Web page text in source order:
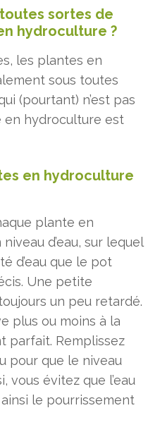
sortes de
hydroculture ?
les plantes en
sous toutes
(pourtant) n’est pas
hydroculture est
en hydroculture
plante en
d’eau, sur lequel
d’eau que le pot
Une petite
un peu retardé.
plus ou moins à la
parfait. Remplissez
pour que le niveau
vous évitez que l’eau
le pourrissement